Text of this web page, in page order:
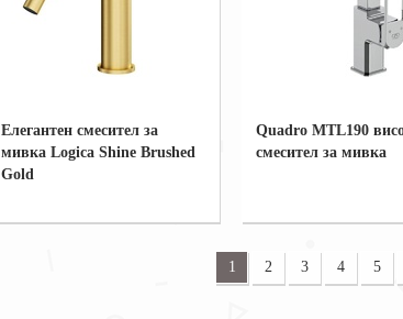
Елегантен смесител за
мивка Logica Shine Brushed
Gold
Quadro MTL190
смесител за мивка
1 2 3 4 5